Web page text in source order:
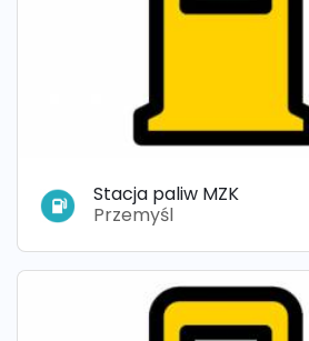
Stacja paliw MZK
Przemyśl